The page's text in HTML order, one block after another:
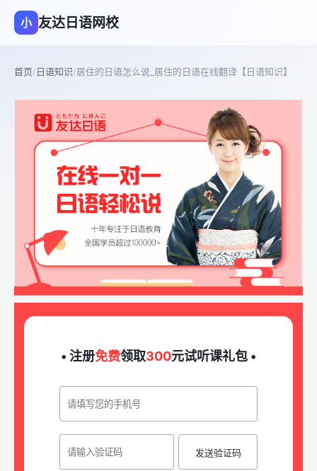
小 友达日语网校
首页/日语知识/居住的日语怎么说_居住的日语在线翻译【日语知识】
• 注册免费领取300元试听课礼包 •
发送验证码